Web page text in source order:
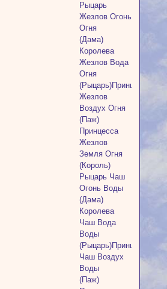
Рыцарь
Жезлов Огонь
Огня
(Дама)
Королева
Жезлов Вода
Огня
(Рыцарь)Принц
Жезлов
Воздух Огня
(Паж)
Принцесса
Жезлов
Земля Огня
(Король)
Рыцарь Чаш
Огонь Воды
(Дама)
Королева
Чаш Вода
Воды
(Рыцарь)Принц
Чаш Воздух
Воды
(Паж)